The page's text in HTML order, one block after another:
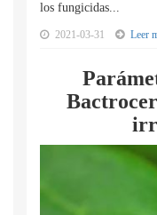
los fungicidas...
2021-03-31 Leer